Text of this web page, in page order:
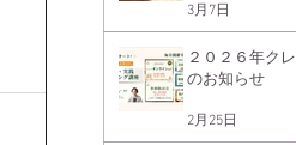
3月7日
２０２６年ク
のお知らせ
2月25日